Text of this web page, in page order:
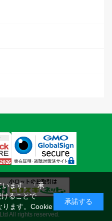
All rights reserved.
います。「承
ることで
ます。 Cookie
承諾する